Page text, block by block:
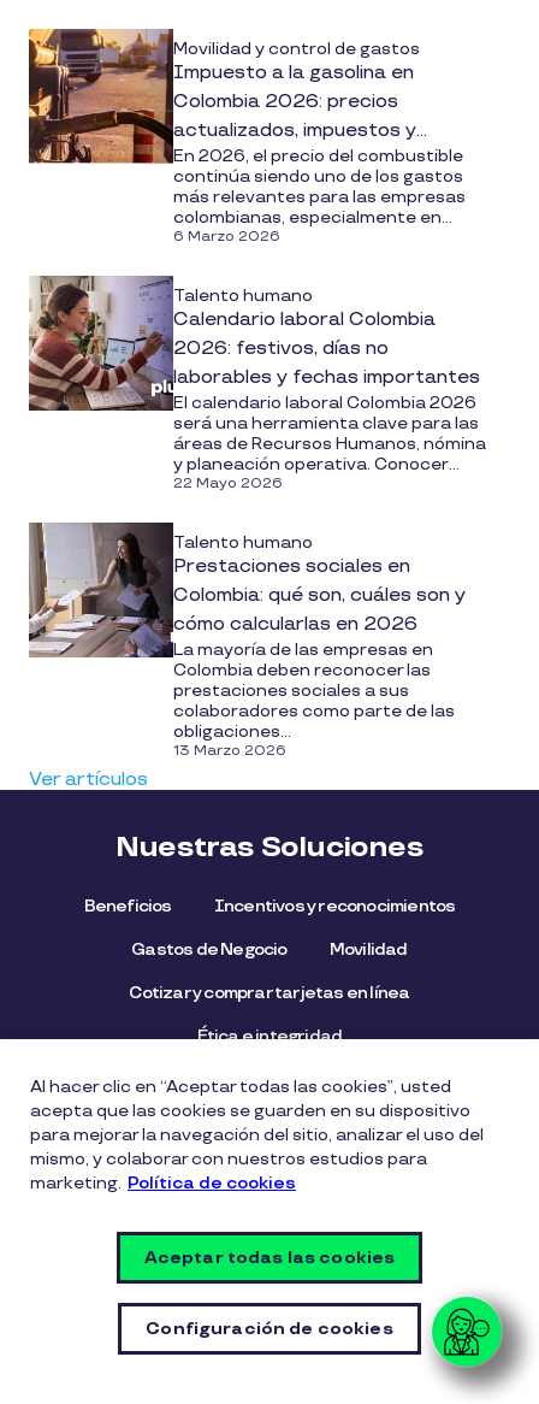
Movilidad y control de gastos
Impuesto a la gasolina en
Colombia 2026: precios
actualizados, impuestos y
soluciones para tu empresa
En 2026, el precio del combustible
continúa siendo uno de los gastos
más relevantes para las empresas
colombianas, especialmente en...
6 Marzo 2026
Talento humano
Calendario laboral Colombia
2026: festivos, días no
laborables y fechas importantes
El calendario laboral Colombia 2026
será una herramienta clave para las
áreas de Recursos Humanos, nómina
y planeación operativa. Conocer...
22 Mayo 2026
Talento humano
Prestaciones sociales en
Colombia: qué son, cuáles son y
cómo calcularlas en 2026
La mayoría de las empresas en
Colombia deben reconocer las
prestaciones sociales a sus
colaboradores como parte de las
obligaciones...
13 Marzo 2026
Ver artículos
Nuestras Soluciones
Beneficios Incentivos y reconocimientos
Gastos de Negocio Movilidad
Cotizar y comprar tarjetas en línea
Ética e integridad
Contacto
Preguntas frecuentes
Al hacer clic en “Aceptar todas las cookies”, usted
acepta que las cookies se guarden en su dispositivo
para mejorar la navegación del sitio, analizar el uso del
mismo, y colaborar con nuestros estudios para
marketing. Política de cookies
Configuración de cookies
Aceptar todas las cookies